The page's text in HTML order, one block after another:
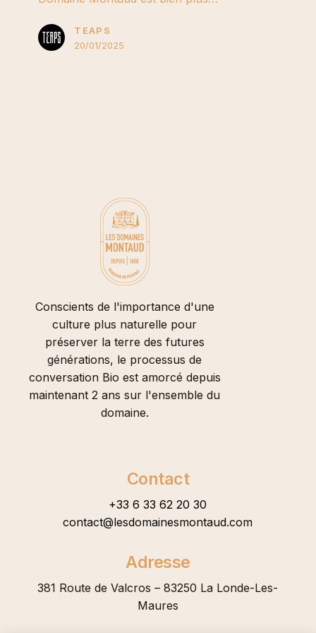
TEAPS
20/01/2025
Conscients de l'importance d'une
culture plus naturelle pour
préserver la terre des futures
générations, le processus de
conversation Bio est amorcé depuis
maintenant 2 ans sur l'ensemble du
domaine.
Contact
+33 6 33 62 20 30
contact@lesdomainesmontaud.com
Adresse
381 Route de Valcros – 83250 La Londe-Les-
Maures